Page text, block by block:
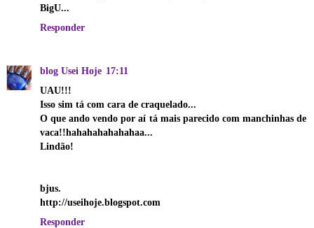
BigU...
Responder
blog Usei Hoje 17:11
UAU!!!
Isso sim tá com cara de craquelado...
O que ando vendo por aí tá mais parecido com manchinhas de
vaca!!hahahahahahahaa...
Lindão!
bjus.
http://useihoje.blogspot.com
Responder